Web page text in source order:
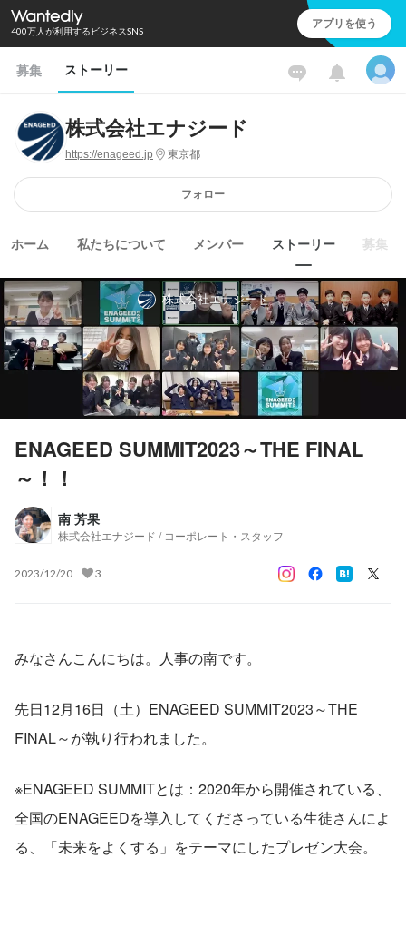
400万人が利用するビジネスSNS アプリを使う
募集 ストーリー
株式会社エナジード
https://enageed.jp 東京都
フォロー
ホーム 私たちについて メンバー ストーリー 募集
株式会社エナジード
ENAGEED SUMMIT2023～THE FINAL
～！！
南 芳果
株式会社エナジード / コーポレート・スタッフ
2023/12/20 3
みなさんこんにちは。人事の南です。
先日12月16日（土）ENAGEED SUMMIT2023～THE
FINAL～が執り行われました。
※ENAGEED SUMMITとは：2020年から開催されている、
全国のENAGEEDを導入してくださっている生徒さんによ
る、「未来をよくする」をテーマにしたプレゼン大会。